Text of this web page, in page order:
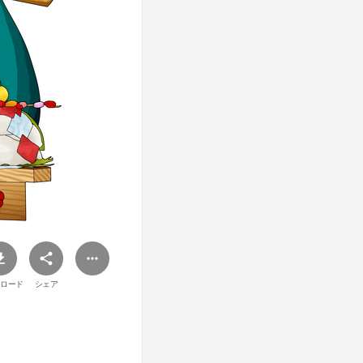
ード シェア